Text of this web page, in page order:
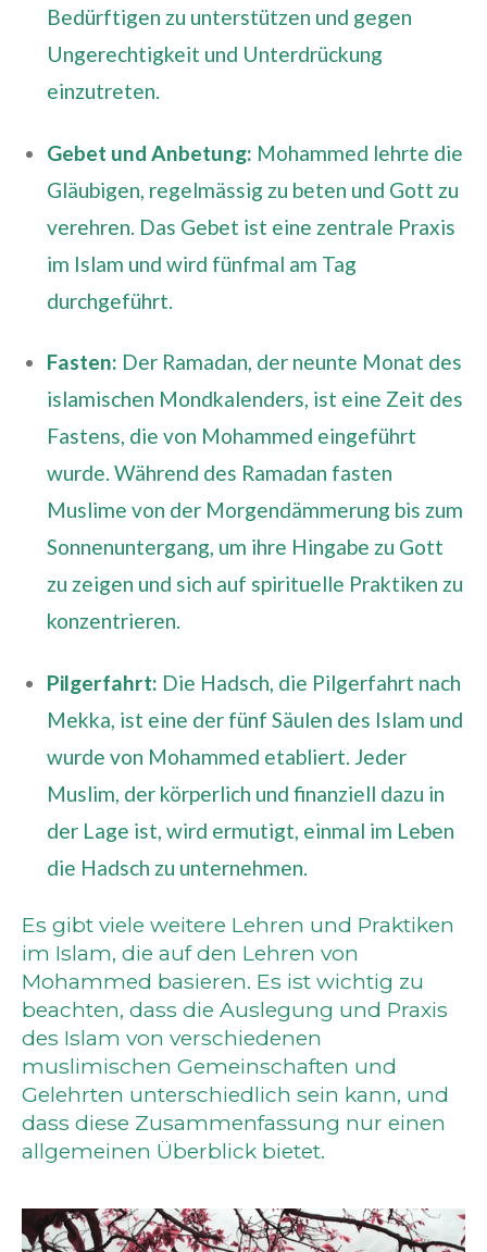
Bedürftigen zu unterstützen und gegen
Ungerechtigkeit und Unterdrückung
einzutreten.
Gebet und Anbetung: Mohammed lehrte die
Gläubigen, regelmässig zu beten und Gott zu
verehren. Das Gebet ist eine zentrale Praxis
im Islam und wird fünfmal am Tag
durchgeführt.
Fasten: Der Ramadan, der neunte Monat des
islamischen Mondkalenders, ist eine Zeit des
Fastens, die von Mohammed eingeführt
wurde. Während des Ramadan fasten
Muslime von der Morgendämmerung bis zum
Sonnenuntergang, um ihre Hingabe zu Gott
zu zeigen und sich auf spirituelle Praktiken zu
konzentrieren.
Pilgerfahrt: Die Hadsch, die Pilgerfahrt nach
Mekka, ist eine der fünf Säulen des Islam und
wurde von Mohammed etabliert. Jeder
Muslim, der körperlich und finanziell dazu in
der Lage ist, wird ermutigt, einmal im Leben
die Hadsch zu unternehmen.
Es gibt viele weitere Lehren und Praktiken
im Islam, die auf den Lehren von
Mohammed basieren. Es ist wichtig zu
beachten, dass die Auslegung und Praxis
des Islam von verschiedenen
muslimischen Gemeinschaften und
Gelehrten unterschiedlich sein kann, und
dass diese Zusammenfassung nur einen
allgemeinen Überblick bietet.